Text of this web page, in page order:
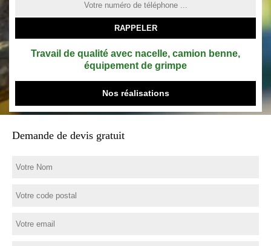
Travail de qualité avec nacelle, camion benne,
équipement de grimpe
Nos réalisations
Demande de devis gratuit